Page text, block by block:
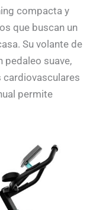
compacta y
que buscan un
Su volante de
pedaleo suave,
cardiovasculares
permite